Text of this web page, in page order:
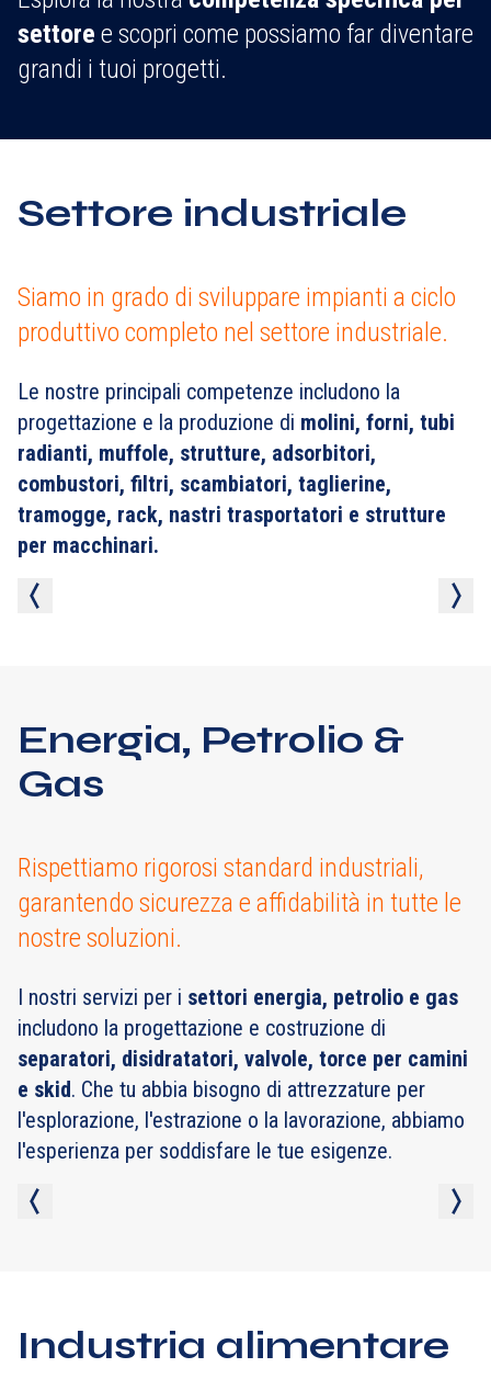
settore e scopri come possiamo far diventare
grandi i tuoi progetti.
Settore industriale
Siamo in grado di sviluppare impianti a ciclo
produttivo completo nel settore industriale.
Le nostre principali competenze includono la
progettazione e la produzione di molini, forni, tubi
radianti, muffole, strutture, adsorbitori,
combustori, filtri, scambiatori, taglierine,
tramogge, rack, nastri trasportatori e strutture
per macchinari.
Energia, Petrolio &
Gas
Rispettiamo rigorosi standard industriali,
garantendo sicurezza e affidabilità in tutte le
nostre soluzioni.
I nostri servizi per i settori energia, petrolio e gas
includono la progettazione e costruzione di
separatori, disidratatori, valvole, torce per camini
e skid. Che tu abbia bisogno di attrezzature per
l'esplorazione, l'estrazione o la lavorazione, abbiamo
l'esperienza per soddisfare le tue esigenze.
Industria alimentare